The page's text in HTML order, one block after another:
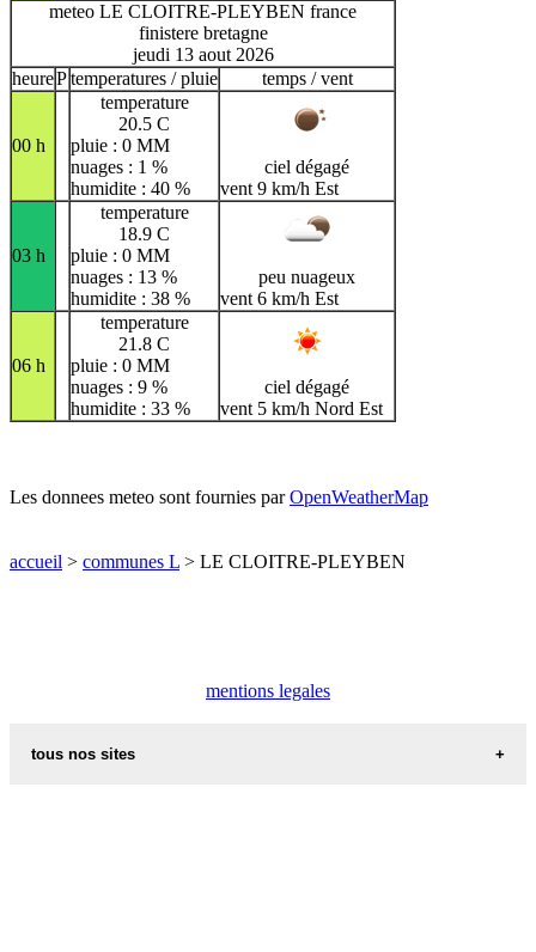
meteo LE CLOITRE-PLEYBEN france
finistere bretagne
jeudi 13 aout 2026
heurePtemperatures / pluie temps / vent
00 h
temperature
20.5 C
pluie : 0 MM
nuages : 1 %
humidite : 40 %
ciel dégagé
vent 9 km/h Est
03 h
temperature
18.9 C
pluie : 0 MM
nuages : 13 %
humidite : 38 %
peu nuageux
vent 6 km/h Est
06 h
temperature
21.8 C
pluie : 0 MM
nuages : 9 %
humidite : 33 %
ciel dégagé
vent 5 km/h Nord Est
Les donnees meteo sont fournies parOpenWeatherMap
accueil > communes L > LE CLOITRE-PLEYBEN
mentions legales
tous nos sites